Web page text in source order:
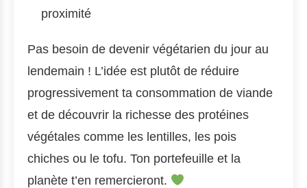
proximité
Pas besoin de devenir végétarien du jour au
lendemain ! L’idée est plutôt de réduire
progressivement ta consommation de viande
et de découvrir la richesse des protéines
végétales comme les lentilles, les pois
chiches ou le tofu. Ton portefeuille et la
planète t’en remercieront.